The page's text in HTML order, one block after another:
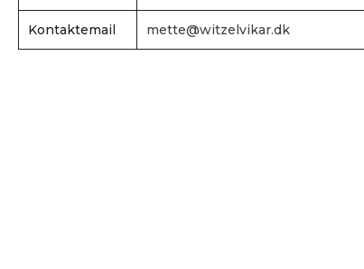
Kontaktemail mette@witzelvikar.dk